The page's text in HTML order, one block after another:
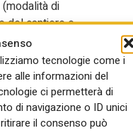
tecnologie come i
alle informazioni del
ci permetterà di
di navigazione o ID unici
il consenso può
di
del cantiere e
atte a
del personale
la salvaguardia
ambientale in fase
e forniture
dei CAM); 7 punti